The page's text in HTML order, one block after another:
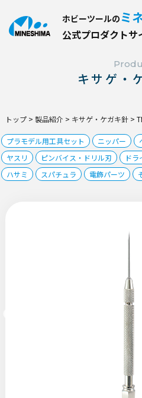
ホビーツールの ミ
公式プロダク トサ
キサゲ・
トップ> 製品紹介 > キサゲ・ケガキ針>
プラモデル用工具セット ニッパー
ヤスリ
ピンバイス・ドリル刃 ドラ
ハサミ
スパチュラ 電飾パーツ